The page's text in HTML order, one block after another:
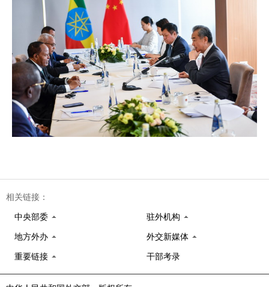
相关链接：
中央部委 驻外机构
地方外办 外交新媒体
重要链接 干部考录